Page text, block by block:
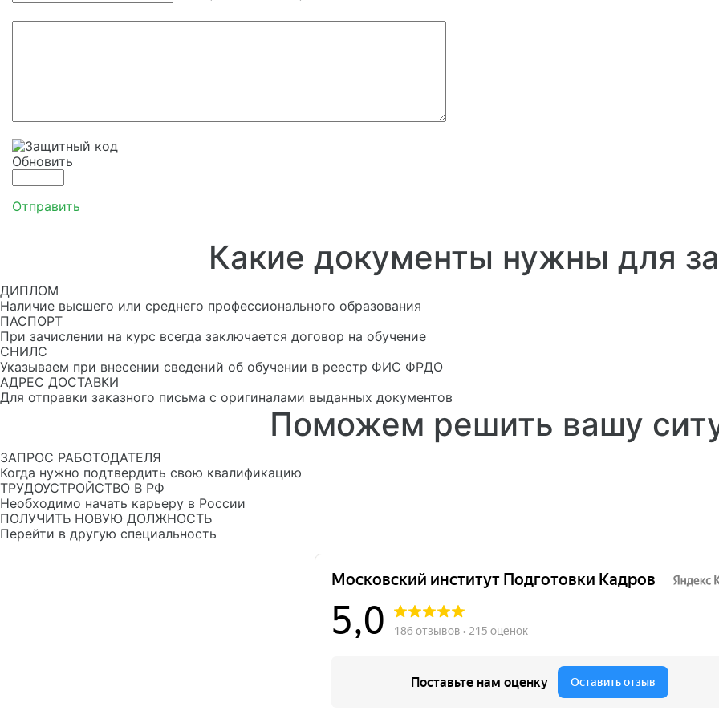
Обновить
Отправить
Какие документы нужны для
ДИПЛОМ
Наличие высшего или среднего профессионального образования
ПАСПОРТ
При зачислении на курс всегда заключается договор на обучение
СНИЛС
Указываем при внесении сведений об обучении в реестр ФИС ФРДО
АДРЕС ДОСТАВКИ
Для отправки заказного письма с оригиналами выданных документов
Поможем решить вашу
ЗАПРОС РАБОТОДАТЕЛЯ
Когда нужно подтвердить свою квалификацию
ТРУДОУСТРОЙСТВО В РФ
Необходимо начать карьеру в России
ПОЛУЧИТЬ НОВУЮ ДОЛЖНОСТЬ
Перейти в другую специальность